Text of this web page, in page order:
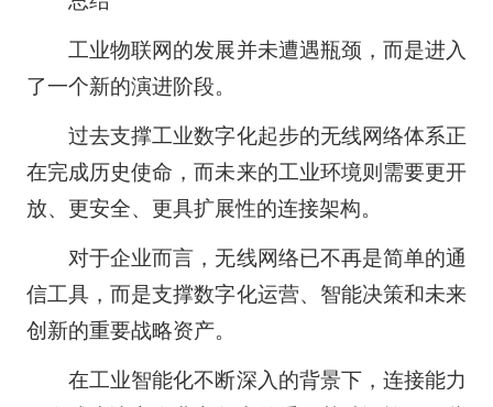
工业物联网的发展并未遭遇瓶颈，而是进入
了一个新的演进阶段。
过去支撑工业数字化起步的无线网络体系正
在完成历史使命，而未来的工业环境则需要更开
放、更安全、更具扩展性的连接架构。
对于企业而言，无线网络已不再是简单的通
信工具，而是支撑数字化运营、智能决策和未来
创新的重要战略资产。
在工业智能化不断深入的背景下，连接能力